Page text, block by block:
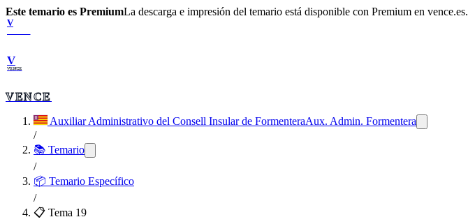
Este temario es PremiumLa descarga e impresión del temario está disponible con Premium en vence.es.
V
V
VENCE
VENCE
Auxiliar Administrativo del Consell Insular de FormenteraAux. Admin. Formentera
/
📚 Temario
/
📦 Temario Específico
/
📋 Tema 19